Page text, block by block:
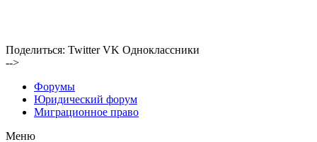
Поделиться: Twitter VK Одноклассники
-->
Форумы
Юридический форум
Миграционное право
Меню